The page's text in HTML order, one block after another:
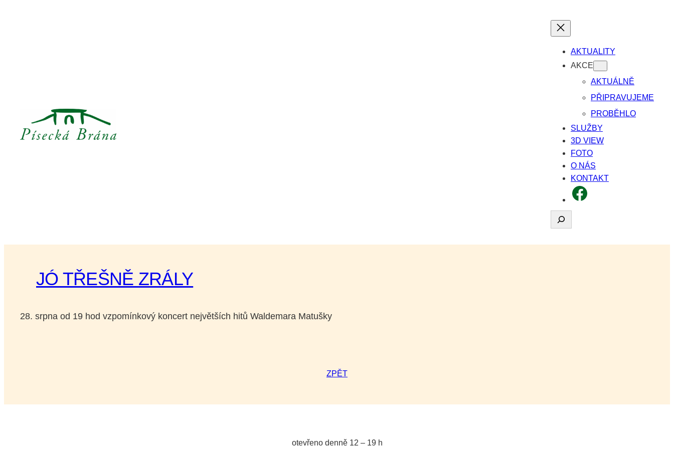
AKTUALITY
AKCE
AKTUÁLNĚ
PŘIPRAVUJEME
PROBĚHLO
SLUŽBY
3D VIEW
FOTO
O NÁS
KONTAKT
FACEBOOK
Hledat
JÓ TŘEŠNĚ ZRÁLY
28. srpna od 19 hod vzpomínkový koncert největších hitů Waldemara Matušky
ZPĚT
otevřeno denně 12 – 19 h